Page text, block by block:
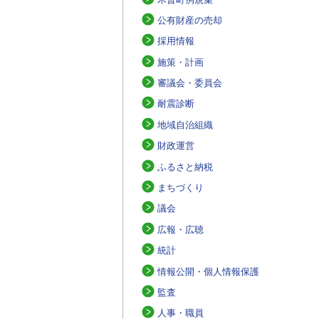
公有財産の売却
採用情報
施策・計画
審議会・委員会
耐震診断
地域自治組織
財政運営
ふるさと納税
まちづくり
議会
広報・広聴
統計
情報公開・個人情報保護
監査
人事・職員